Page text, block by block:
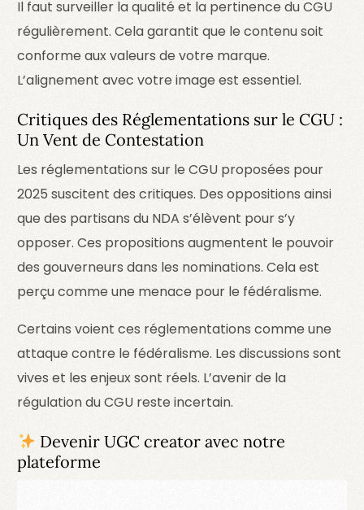
Il faut surveiller la qualité et la pertinence du CGU
régulièrement. Cela garantit que le contenu soit
conforme aux valeurs de votre marque.
L’alignement avec votre image est essentiel.
Critiques des Réglementations sur le CGU :
Un Vent de Contestation
Les réglementations sur le CGU proposées pour
2025 suscitent des critiques. Des oppositions ainsi
que des partisans du NDA s’élèvent pour s’y
opposer. Ces propositions augmentent le pouvoir
des gouverneurs dans les nominations. Cela est
perçu comme une menace pour le fédéralisme.
Certains voient ces réglementations comme une
attaque contre le fédéralisme. Les discussions sont
vives et les enjeux sont réels. L’avenir de la
régulation du CGU reste incertain.
Devenir UGC creator avec notre
plateforme